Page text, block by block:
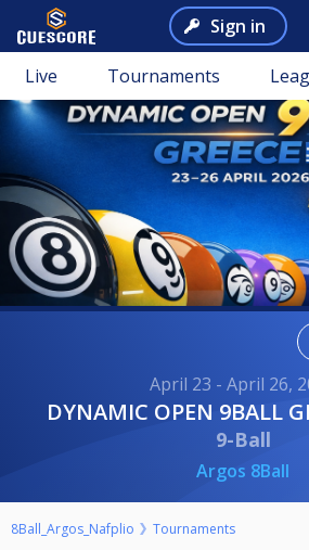
Sign in
Live Tournaments
April 23 - April 26,
DYNAMIC OPEN 9BALL
9-Ball
Argos 8Ball
8Ball_Argos_Nafplio Tournaments